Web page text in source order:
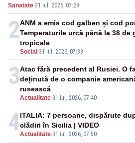
Sanatate·31 iul. 2026, 07:29
2
Social-31 iul. 2026, 07:39
ANM a emis cod galben și cod
Temperaturile urcă până la 38 de
tropicale
3
Actualitate-31 iul. 2026, 07:40
Atac fără precedent al Rusiei. O
deținută de o companie
rusească
4Actualitate-31 iul. 2026, 07:50
ITALIA: 7 persoane, dispărute
clădiri în Sicilia | VIDEO